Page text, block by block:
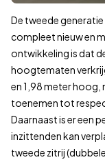
Laatste update:
Bekijk aanbod
569
De tweede
compleet nieuw en
ontwikkeling is dat
hoogtematen
en 1,98 meter hoog,
toenemen tot
Daarnaast is er een
inzittenden kan
tweede zitrij